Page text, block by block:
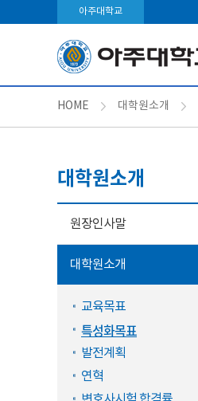
아주대학교
HOME 대학원소개
대학원소개
원장인사말
대학원소개
교육목표
특성화목표
발전계획
연혁